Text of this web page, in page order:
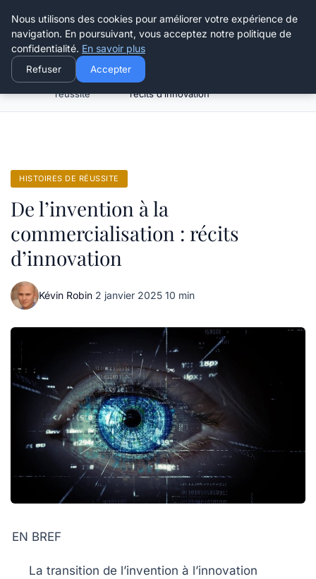
Henry Panky
Histoires de
réussite
De l’invention à la commercialisation :
récits d’innovation
HISTOIRES DE RÉUSSITE
De l’invention à la
commercialisation : récits
d’innovation
Kévin Robin·2 janvier 2025·10 min
EN BREF
La transition de l’invention à l’innovation
Nous utilisons des cookies pour améliorer votre expérience de
navigation. En poursuivant, vous acceptez notre politique de
confidentialité. En savoir plus
Refuser Accepter